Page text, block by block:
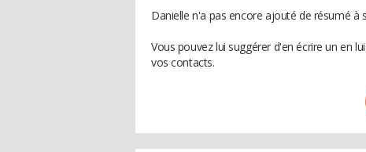
Danielle n'a pas encore ajouté de résumé à
Vous pouvez lui suggérer d'en écrire un en
vos contacts.